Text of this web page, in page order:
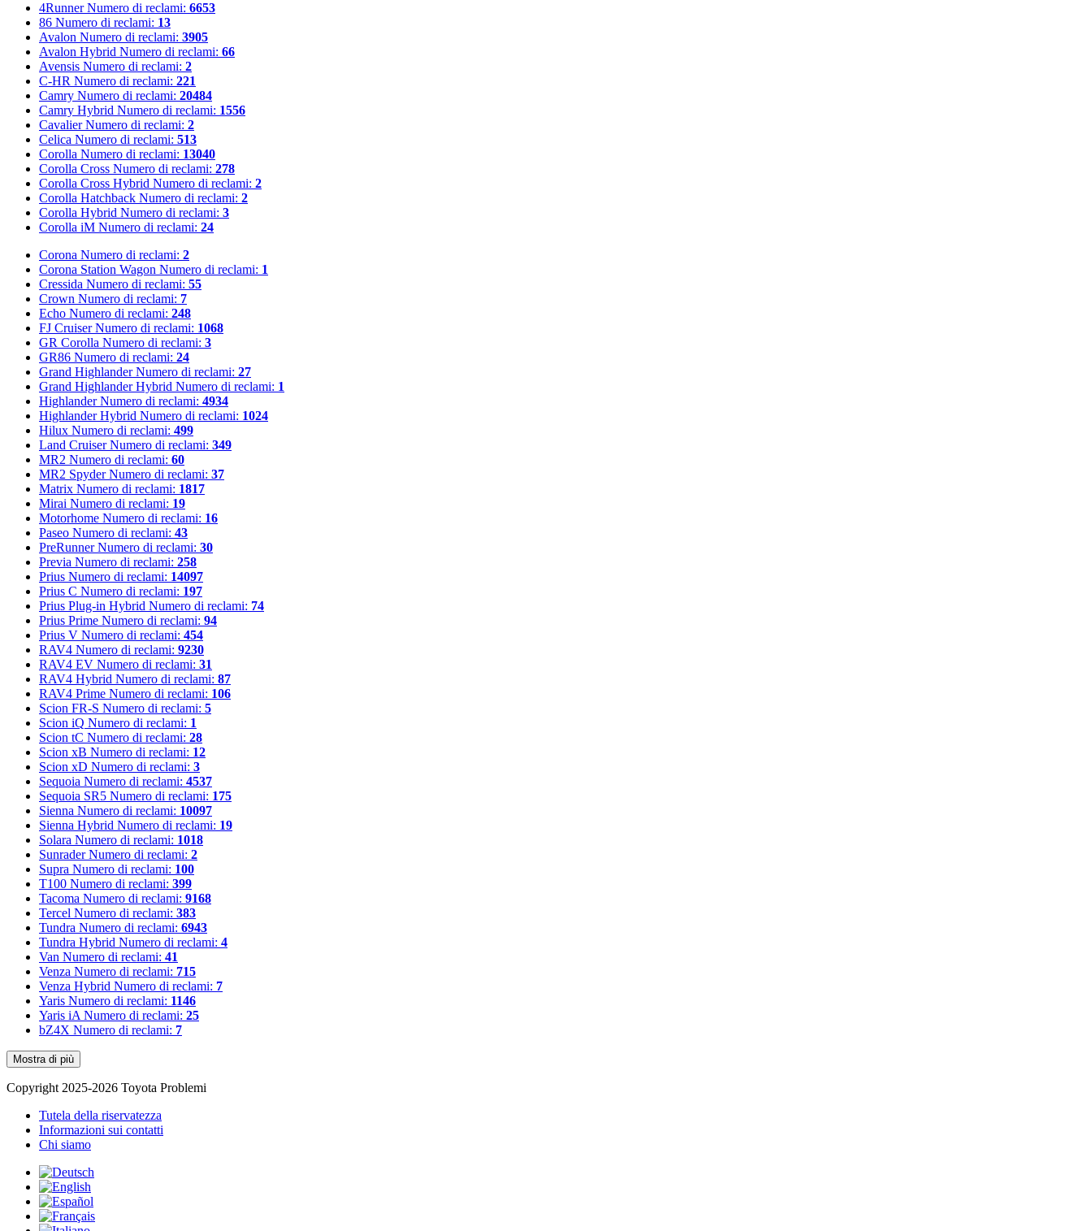
4Runner Numero di reclami: 6653
86 Numero di reclami: 13
Avalon Numero di reclami: 3905
Avalon Hybrid Numero di reclami: 66
Avensis Numero di reclami: 2
C-HR Numero di reclami: 221
Camry Numero di reclami: 20484
Camry Hybrid Numero di reclami: 1556
Cavalier Numero di reclami: 2
Celica Numero di reclami: 513
Corolla Numero di reclami: 13040
Corolla Cross Numero di reclami: 278
Corolla Cross Hybrid Numero di reclami: 2
Corolla Hatchback Numero di reclami: 2
Corolla Hybrid Numero di reclami: 3
Corolla iM Numero di reclami: 24
Corona Numero di reclami: 2
Corona Station Wagon Numero di reclami: 1
Cressida Numero di reclami: 55
Crown Numero di reclami: 7
Echo Numero di reclami: 248
FJ Cruiser Numero di reclami: 1068
GR Corolla Numero di reclami: 3
GR86 Numero di reclami: 24
Grand Highlander Numero di reclami: 27
Grand Highlander Hybrid Numero di reclami: 1
Highlander Numero di reclami: 4934
Highlander Hybrid Numero di reclami: 1024
Hilux Numero di reclami: 499
Land Cruiser Numero di reclami: 349
MR2 Numero di reclami: 60
MR2 Spyder Numero di reclami: 37
Matrix Numero di reclami: 1817
Mirai Numero di reclami: 19
Motorhome Numero di reclami: 16
Paseo Numero di reclami: 43
PreRunner Numero di reclami: 30
Previa Numero di reclami: 258
Prius Numero di reclami: 14097
Prius C Numero di reclami: 197
Prius Plug-in Hybrid Numero di reclami: 74
Prius Prime Numero di reclami: 94
Prius V Numero di reclami: 454
RAV4 Numero di reclami: 9230
RAV4 EV Numero di reclami: 31
RAV4 Hybrid Numero di reclami: 87
RAV4 Prime Numero di reclami: 106
Scion FR-S Numero di reclami: 5
Scion iQ Numero di reclami: 1
Scion tC Numero di reclami: 28
Scion xB Numero di reclami: 12
Scion xD Numero di reclami: 3
Sequoia Numero di reclami: 4537
Sequoia SR5 Numero di reclami: 175
Sienna Numero di reclami: 10097
Sienna Hybrid Numero di reclami: 19
Solara Numero di reclami: 1018
Sunrader Numero di reclami: 2
Supra Numero di reclami: 100
T100 Numero di reclami: 399
Tacoma Numero di reclami: 9168
Tercel Numero di reclami: 383
Tundra Numero di reclami: 6943
Tundra Hybrid Numero di reclami: 4
Van Numero di reclami: 41
Venza Numero di reclami: 715
Venza Hybrid Numero di reclami: 7
Yaris Numero di reclami: 1146
Yaris iA Numero di reclami: 25
bZ4X Numero di reclami: 7
Mostra di più
Copyright 2025-2026 Toyota Problemi
Tutela della riservatezza
Informazioni sui contatti
Chi siamo